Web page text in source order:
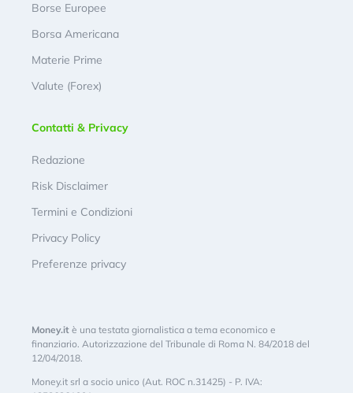
Borse Europee
Borsa Americana
Materie Prime
Valute (Forex)
Contatti & Privacy
Redazione
Risk Disclaimer
Termini e Condizioni
Privacy Policy
Preferenze privacy
Money.it è una testata giornalistica a tema economico e
finanziario. Autorizzazione del Tribunale di Roma N. 84/2018 del
12/04/2018.
Money.it srl a socio unico (Aut. ROC n.31425) - P. IVA: